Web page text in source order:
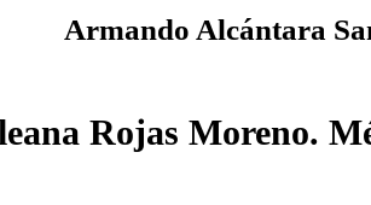
Armando Alcántara
Rojas Moreno.